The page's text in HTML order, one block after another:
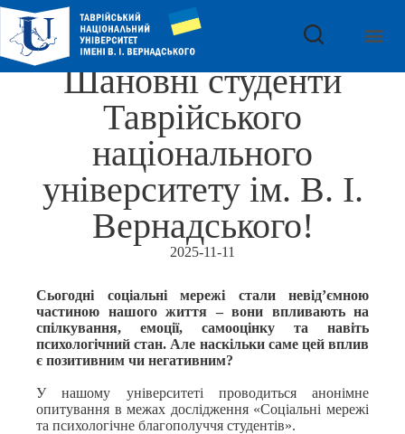
Шановні студенти
Таврійського
національного
університету ім. В. І.
Вернадського!
2025-11-11
Сьогодні соціальні мережі стали невід’ємною
частиною нашого життя – вони впливають на
спілкування, емоції, самооцінку та навіть
психологічний стан. Але наскільки саме цей вплив
є позитивним чи негативним?
У нашому університеті проводиться анонімне
опитування в межах дослідження «Соціальні мережі
та психологічне благополуччя студентів».